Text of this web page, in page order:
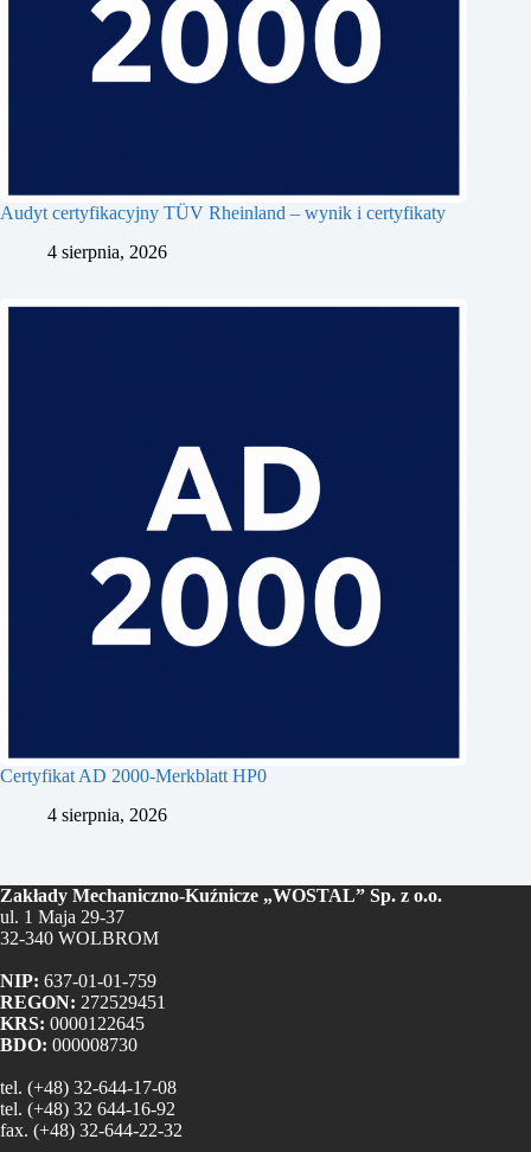
Audyt certyfikacyjny TÜV Rheinland – wynik i certyfikaty
4 sierpnia, 2026
Certyfikat AD 2000-Merkblatt HP0
4 sierpnia, 2026
Zakłady Mechaniczno-Kuźnicze „WOSTAL” Sp. z o.o.
ul. 1 Maja 29-37
32-340 WOLBROM
NIP: 637-01-01-759
REGON: 272529451
KRS: 0000122645
BDO: 000008730
tel. (+48) 32-644-17-08
tel. (+48) 32 644-16-92
fax. (+48) 32-644-22-32